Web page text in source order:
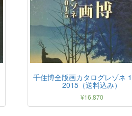
千住博全版画カタログレゾネ
2015（送料込み）
¥16,870